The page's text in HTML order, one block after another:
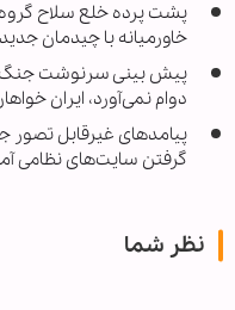
پشت پرده خلع سلاح
خاورمیانه با چیدمان
دوام نمی‌آورد، ایران
پیامدهای غیرقابل تصور
گرفتن سایت‌های نظامی
نظر شما